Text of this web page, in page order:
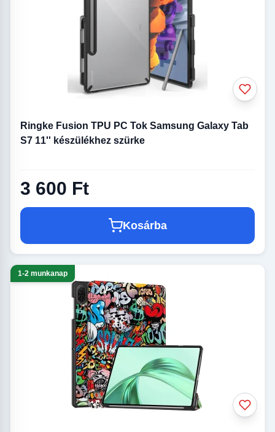
Ringke Fusion TPU PC Tok Samsung Galaxy Tab
S7 11'' készülékhez szürke
3 600 Ft
Kosárba
1-2 munkanap